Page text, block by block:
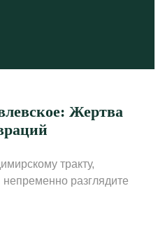
Жертва
тракту,
разглядите